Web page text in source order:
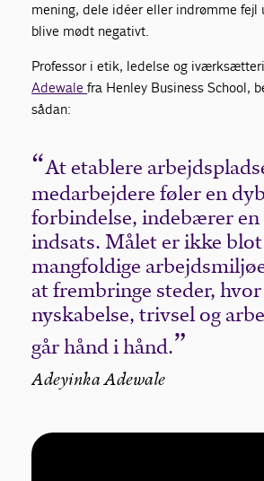
mening, dele idéer eller indrømme fejl
blive mødt negativt.
Professor i etik, ledelse og
Adewalefra Henley Business School,
sådan:
At etablere
medarbejdere føler en dyb
forbindelse, indebærer
indsats. Målet er ikke
mangfoldige
at frembringe steder,
nyskabelse, trivsel og
går hånd i hånd.
Adeyinka Adewale